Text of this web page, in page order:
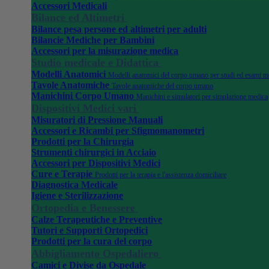
Accessori Medicali
Bilance ed Altimetri
Bilance pesa persone ed altimetri per adulti
Bilancie Mediche per Bambini
Accessori per la misurazione medica
Studio medicale e Didattica
Modelli Anatomici Modelli anatomici del corpo umano per studi ed esami
Tavole Anatomiche Tavole anatomiche del corpo umano
Manichini Corpo Umano Manichini e simulatori per simulazione medica
Dispositivi Medici vari
Misuratori di Pressione Manuali
Accessori e Ricambi per Sfigmomanometri
Prodotti per la Chirurgia
Strumenti chirurgici in Acciaio
Accessori per Dispositivi Medici
Cure e Terapie Prodotti per la terapia e l'assistenza domiciliare
Diagnostica Medicale
Igiene e Sterilizzazione
Ortopedia e Benessere
Calze Terapeutiche e Preventive
Tutori e Supporti Ortopedici
Prodotti per la cura del corpo
Abbigliamento Ospedaliero
Camici e Divise da Ospedale